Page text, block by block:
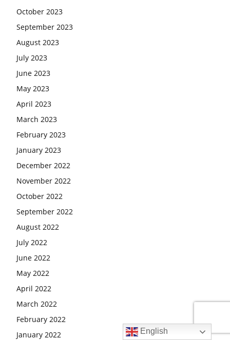
October 2023
September 2023
August 2023
July 2023
June 2023
May 2023
April 2023
March 2023
February 2023
January 2023
December 2022
November 2022
October 2022
September 2022
August 2022
July 2022
June 2022
May 2022
April 2022
March 2022
February 2022
January 2022
English